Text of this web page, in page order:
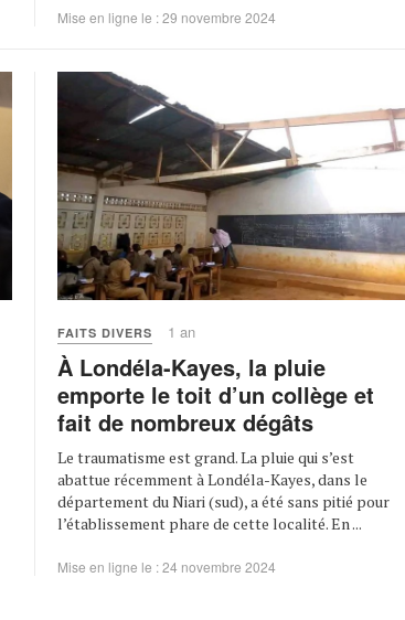
Mise en ligne le : 29 novembre 2024
FAITS DIVERS 1 an
À Londéla-Kayes, la pluie
emporte le toit d’un collège et
fait de nombreux dégâts
Le traumatisme est grand. La pluie qui s’est
abattue récemment à Londéla-Kayes, dans le
département du Niari (sud), a été sans pitié pour
l’établissement phare de cette localité. En ...
Mise en ligne le : 24 novembre 2024